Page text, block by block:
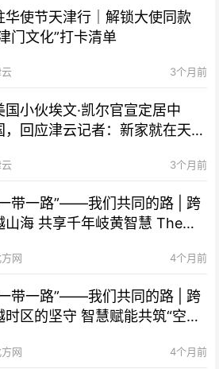
华使节天津行｜解锁大使同款
门文化”打卡清单
3个月前
国小伙埃文·凯尔官宣定居中
，回应津云记者：新家就在天
3个月前
带一路”——我们共同的路 | 跨
山海 共享千年岐黄智慧 The
Path | Transcending
Mountains and Seas, Sharing
Millennia-old Qi-Huang Wisdom
TCM
网 4个月前
带一路”——我们共同的路 | 跨
时区的坚守 智慧赋能共筑“空中
– Our Shared Path |
网 4个月前